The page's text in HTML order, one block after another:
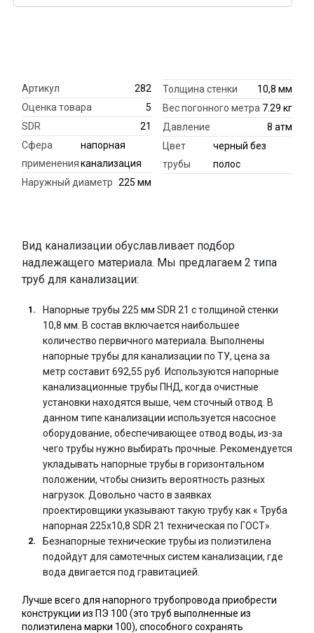
Артикул
282
Оценка товара
5
SDR
21
Сфера
применения
напорная
канализация
Наружный диаметр 225 мм
Толщина стенки
10,8 мм
Вес погонного метра 7.29 кг
Давление
8 атм
Цвет
трубы
черный без
полос
Вид канализации обуславливает подбор
надлежащего материала. Мы предлагаем 2 типа
труб для канализации:
Напорные трубы 225 мм SDR 21 с толщиной стенки
10,8 мм. В состав включается наибольшее
количество первичного материала. Выполнены
напорные трубы для канализации по ТУ, цена за
метр составит 692,55 руб. Используются напорные
канализационные трубы ПНД, когда очистные
установки находятся выше, чем сточный отвод. В
данном типе канализации используется насосное
оборудование, обеспечивающее отвод воды, из-за
чего трубы нужно выбирать прочные. Рекомендуется
укладывать напорные трубы в горизонтальном
положении, чтобы снизить вероятность разных
нагрузок. Довольно часто в заявках
проектировщики указывают такую трубу как « Труба
напорная 225x10,8 SDR 21 техническая по ГОСТ».
Безнапорные технические трубы из полиэтилена
подойдут для самотечных систем канализации, где
вода двигается под гравитацией.
Лучше всего для напорного трубопровода приобрести
конструкции из ПЭ 100 (это труб выполненные из
полиэтилена марки 100), способного сохранять